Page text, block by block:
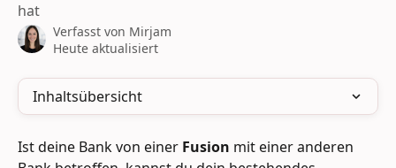
hat
Verfasst von Mirjam
Heute aktualisiert
Inhaltsübersicht
Ist deine Bank von einer Fusion mit einer anderen